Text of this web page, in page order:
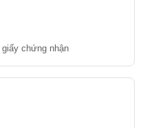
chứng nhận